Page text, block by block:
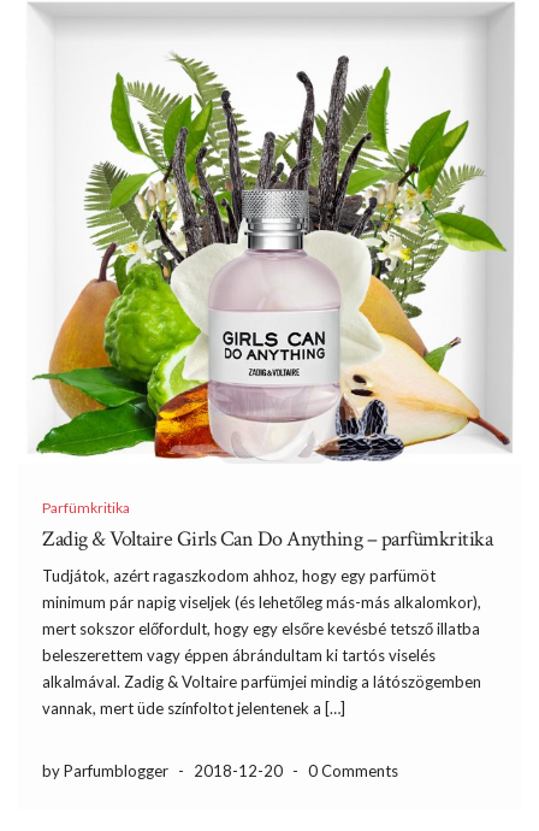
Parfümkritika
Zadig & Voltaire Girls Can Do Anything – parfümkritika
Tudjátok, azért ragaszkodom ahhoz, hogy egy parfümöt
minimum pár napig viseljek (és lehetőleg más-más alkalomkor),
mert sokszor előfordult, hogy egy elsőre kevésbé tetsző illatba
beleszerettem vagy éppen ábrándultam ki tartós viselés
alkalmával. Zadig & Voltaire parfümjei mindig a látószögemben
vannak, mert üde színfoltot jelentenek a […]
by Parfumblogger - 2018-12-20 - 0 Comments